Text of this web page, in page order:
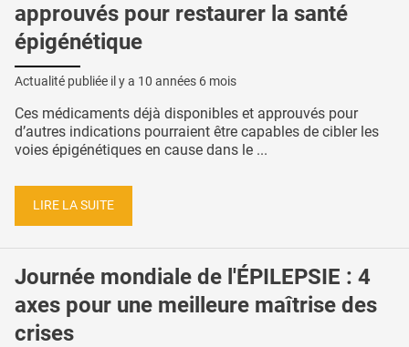
approuvés pour restaurer la santé
épigénétique
Actualité publiée il y a 10 années 6 mois
Ces médicaments déjà disponibles et approuvés pour
d’autres indications pourraient être capables de cibler les
voies épigénétiques en cause dans le ...
LIRE LA SUITE
Journée mondiale de l'ÉPILEPSIE : 4
axes pour une meilleure maîtrise des
crises